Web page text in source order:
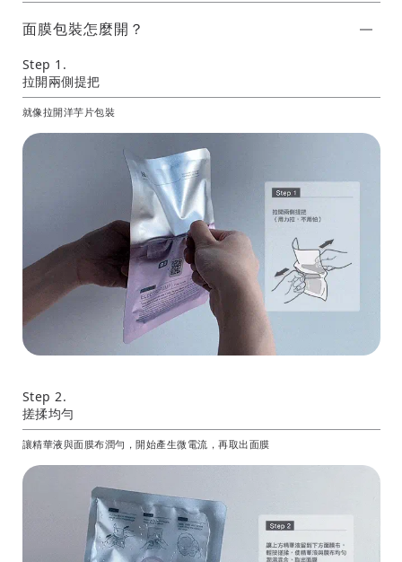
面膜包裝怎麼開？
Step 1.
拉開兩側提把
就像拉開洋芋片包裝
Step 2.
搓揉均勻
讓精華液與面膜布潤勻，開始產生微電流，再取出面膜